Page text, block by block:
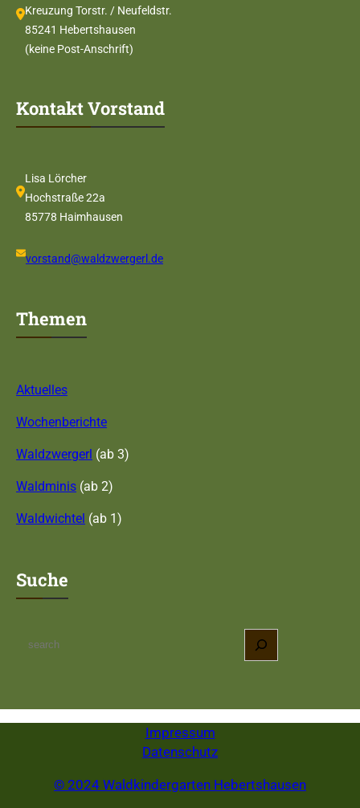
Kreuzung Torstr. / Neufeldstr.
85241 Hebertshausen
(keine Post-Anschrift)
Kontakt Vorstand
Lisa Lörcher
Hochstraße 22a
85778 Haimhausen
vorstand@waldzwergerl.de
Themen
Aktuelles
Wochenberichte
Waldzwergerl (ab 3)
Waldminis (ab 2)
Waldwichtel (ab 1)
Suche
c
Impressum
Datenschutz
© 2024 Waldkindergarten Hebertshausen